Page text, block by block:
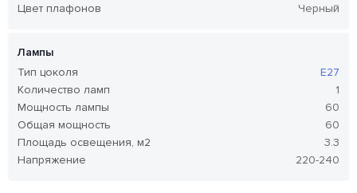
Цвет плафонов
Черный
Лампы
Тип цоколя
E27
Количество ламп
1
Мощность лампы
60
Общая мощность
60
Площадь освещения, м2
3.3
Напряжение
220-240